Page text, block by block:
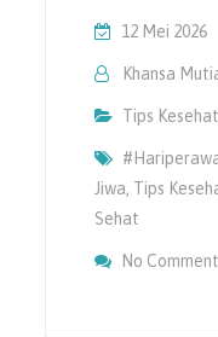
12 Mei 2026
Khansa
Tips
Jiwa, Tips
Sehat
No Comment